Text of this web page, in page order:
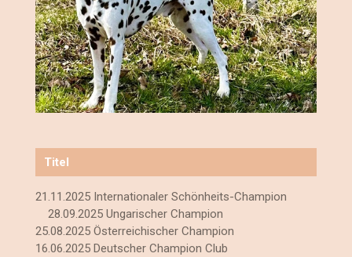
Titel
21.11.2025 Internationaler Schönheits-Champion
28.09.2025 Ungarischer Champion
25.08.2025 Österreichischer Champion
16.06.2025 Deutscher Champion Club